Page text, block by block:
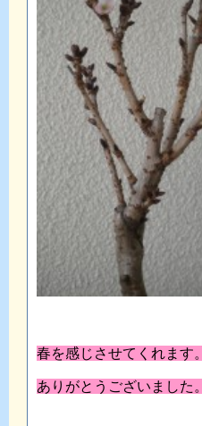
春を感じさせてくれます。
ありがとうございました。